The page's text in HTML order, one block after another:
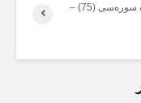
قئیامت سورەسی (75) –